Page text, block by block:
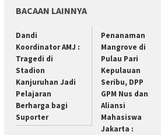
BACAAN LAINNYA
Dandi
Koordinator AMJ :
Tragedi di
Stadion
Kanjuruhan Jadi
Pelajaran
Berharga bagi
Suporter
Penanaman
Mangrove di
Pulau Pari
Kepulauan
Seribu, DPP
GPM Nus dan
Aliansi
Mahasiswa
Jakarta :